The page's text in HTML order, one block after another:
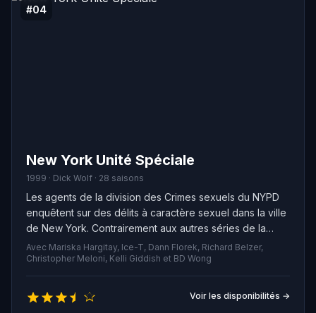
originale "Dexter" diffusée de 2006 à 2013.
#04
New York Unité Spéciale
1999 · Dick Wolf · 28 saisons
Les agents de la division des Crimes sexuels du NYPD
enquêtent sur des délits à caractère sexuel dans la ville
de New York. Contrairement aux autres séries de la
franchise "La loi et l'ordre" qui se concentrent
principalement sur les enquêtes de meurtre, cette
équipe traite habituellement de crimes sexuels, tels que
le viol, où la victime peut survivre et collaborer avec les
autorités dans le cadre de l'enquête.
Avec Mariska Hargitay, Ice-T, Dann Florek, Richard Belzer,
Christopher Meloni, Kelli Giddish et BD Wong
Voir les disponibilités →